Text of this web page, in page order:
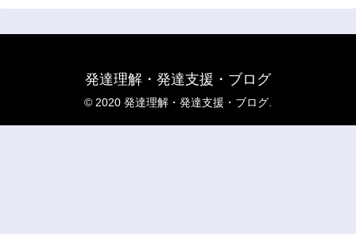
発達理解・発達支援・ブログ
© 2020 発達理解・発達支援・ブログ.